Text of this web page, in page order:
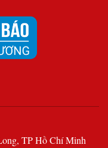
TP Hồ Chí Minh